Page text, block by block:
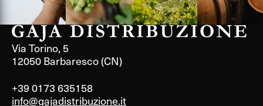
Via Torino, 5
12050 Barbaresco (CN)
+39 0173 635158
info@gajadistribuzione.it